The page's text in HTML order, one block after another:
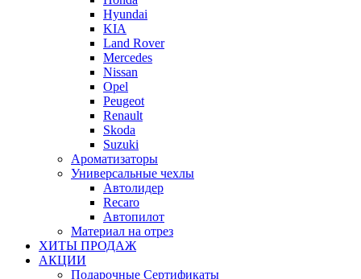
Hyundai
KIA
Land Rover
Mercedes
Nissan
Opel
Peugeot
Renault
Skoda
Suzuki
Ароматизаторы
Универсальные чехлы
Автолидер
Recaro
Автопилот
Материал на отрез
ХИТЫ ПРОДАЖ
АКЦИИ
Подарочные Сертификаты